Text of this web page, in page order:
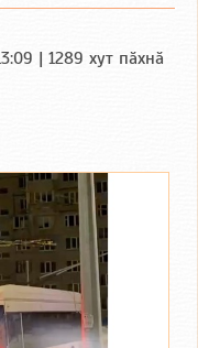
| 1289 хут пӑхнӑ